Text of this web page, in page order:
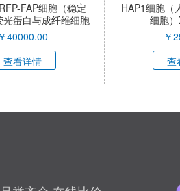
SV40T细胞（介导永生化西门塔
尔牛星形胶质细胞）XY-C041-
55000.00